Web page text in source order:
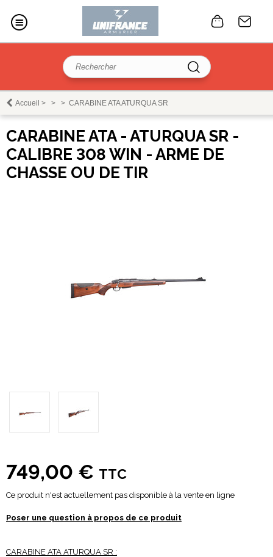
Accueil > > > CARABINE ATA ATURQUA SR
CARABINE ATA - ATURQUA SR -
CALIBRE 308 WIN - ARME DE
CHASSE OU DE TIR
749,00 € TTC
Ce produit n'est actuellement pas disponible à la vente en ligne
Poser une question à propos de ce produit
CARABINE ATA ATURQUA SR :